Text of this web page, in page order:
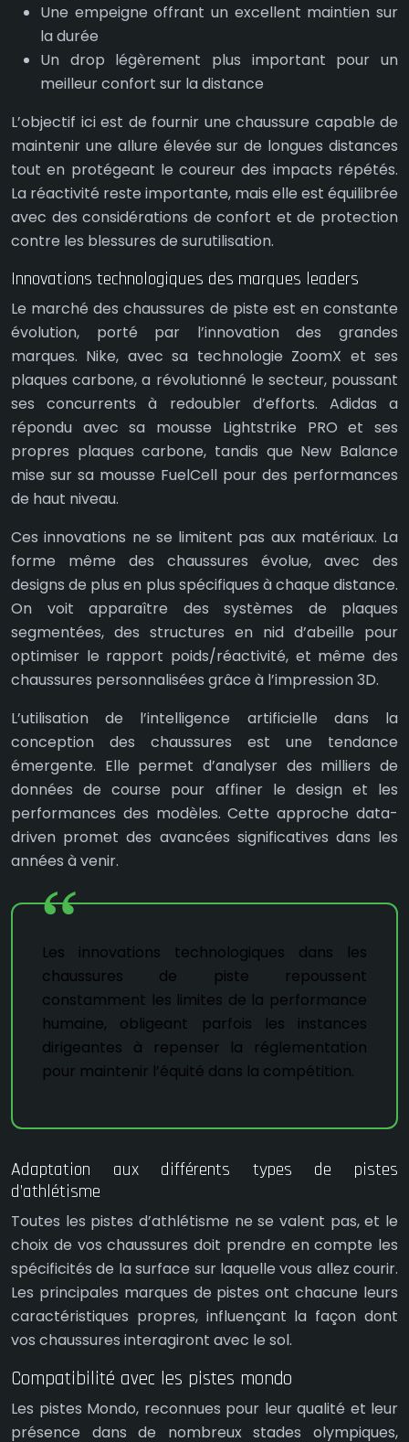
Une empeigne offrant un excellent maintien sur
la durée
Un drop légèrement plus important pour un
meilleur confort sur la distance
L’objectif ici est de fournir une chaussure capable de
maintenir une allure élevée sur de longues distances
tout en protégeant le coureur des impacts répétés.
La réactivité reste importante, mais elle est équilibrée
avec des considérations de confort et de protection
contre les blessures de surutilisation.
Innovations technologiques des marques leaders
Le marché des chaussures de piste est en constante
évolution, porté par l’innovation des grandes
marques. Nike, avec sa technologie ZoomX et ses
plaques carbone, a révolutionné le secteur, poussant
ses concurrents à redoubler d’efforts. Adidas a
répondu avec sa mousse Lightstrike PRO et ses
propres plaques carbone, tandis que New Balance
mise sur sa mousse FuelCell pour des performances
de haut niveau.
Ces innovations ne se limitent pas aux matériaux. La
forme même des chaussures évolue, avec des
designs de plus en plus spécifiques à chaque distance.
On voit apparaître des systèmes de plaques
segmentées, des structures en nid d’abeille pour
optimiser le rapport poids/réactivité, et même des
chaussures personnalisées grâce à l’impression 3D.
L’utilisation de l’intelligence artificielle dans la
conception des chaussures est une tendance
émergente. Elle permet d’analyser des milliers de
données de course pour affiner le design et les
performances des modèles. Cette approche data-
driven promet des avancées significatives dans les
années à venir.
Les innovations technologiques dans les
chaussures de piste repoussent
constamment les limites de la performance
humaine, obligeant parfois les instances
dirigeantes à repenser la réglementation
pour maintenir l’équité dans la compétition.
Adaptation aux différents types de pistes
d’athlétisme
Toutes les pistes d’athlétisme ne se valent pas, et le
choix de vos chaussures doit prendre en compte les
spécificités de la surface sur laquelle vous allez courir.
Les principales marques de pistes ont chacune leurs
caractéristiques propres, influençant la façon dont
vos chaussures interagiront avec le sol.
Compatibilité avec les pistes mondo
Les pistes Mondo, reconnues pour leur qualité et leur
présence dans de nombreux stades olympiques,